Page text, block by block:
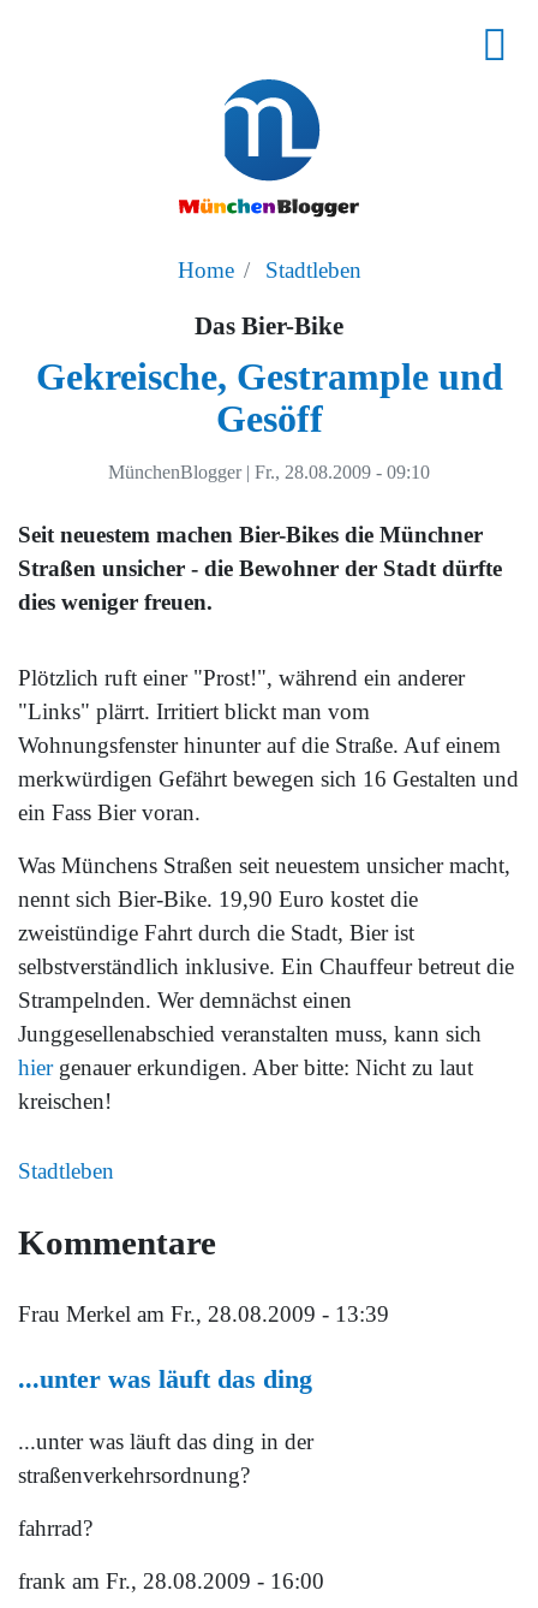
Home Stadtleben
Das Bier-Bike
Gekreische, Gestrample und
Gesöff
MünchenBlogger | Fr., 28.08.2009 - 09:10
Seit neuestem machen Bier-Bikes die Münchner
Straßen unsicher - die Bewohner der Stadt dürfte
dies weniger freuen.
Plötzlich ruft einer "Prost!", während ein anderer
"Links" plärrt. Irritiert blickt man vom
Wohnungsfenster hinunter auf die Straße. Auf einem
merkwürdigen Gefährt bewegen sich 16 Gestalten und
ein Fass Bier voran.
Was Münchens Straßen seit neuestem unsicher macht,
nennt sich Bier-Bike. 19,90 Euro kostet die
zweistündige Fahrt durch die Stadt, Bier ist
selbstverständlich inklusive. Ein Chauffeur betreut die
Strampelnden. Wer demnächst einen
Junggesellenabschied veranstalten muss, kann sich
hiergenauer erkundigen. Aber bitte: Nicht zu laut
kreischen!
Stadtleben
Kommentare
Frau Merkel am Fr., 28.08.2009 - 13:39
...unter was läuft das ding
...unter was läuft das ding in der
straßenverkehrsordnung?
fahrrad?
frank am Fr., 28.08.2009 - 16:00